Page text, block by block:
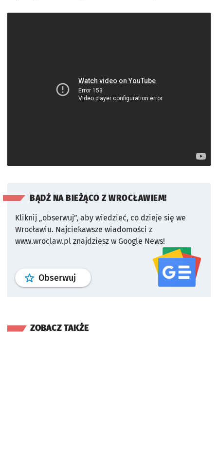
BĄDŹ NA BIEŻĄCO Z WROCŁAWIEM!
Kliknij „obserwuj”, aby wiedzieć, co dzieje się we
Wrocławiu. Najciekawsze wiadomości z
www.wroclaw.pl znajdziesz w Google News!
Obserwuj profil serwisu
ZOBACZ TAKŻE